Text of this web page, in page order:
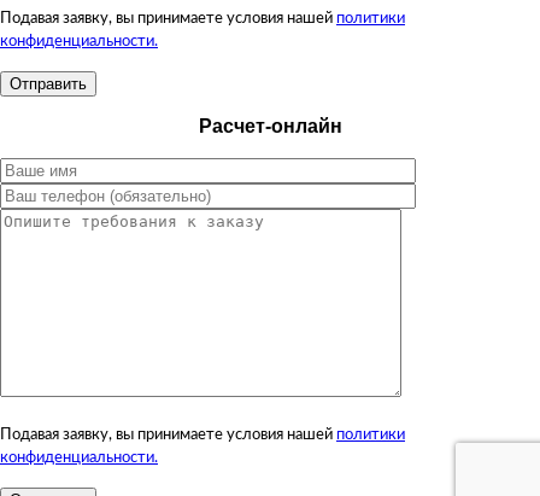
Подавая заявку, вы принимаете условия нашей политики
конфиденциальности.
Расчет-онлайн
Подавая заявку, вы принимаете условия нашей политики
конфиденциальности.